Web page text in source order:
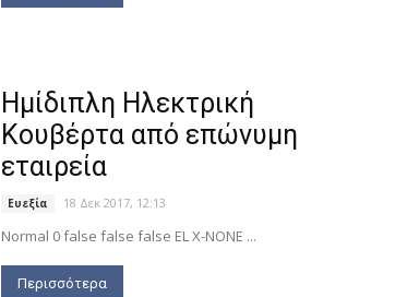
Ημίδιπλη Ηλεκτρική
Κουβέρτα από επώνυμη
εταιρεία
Ευεξία 18 Δεκ 2017, 12:13
Normal 0 false false false EL X-NONE ...
Περισσότερα